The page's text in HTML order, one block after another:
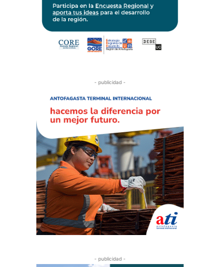
- publicidad -
- publicidad -